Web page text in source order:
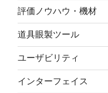
評価ノウハウ・機材
道具眼製ツール
ユーザビリティ
インターフェイス